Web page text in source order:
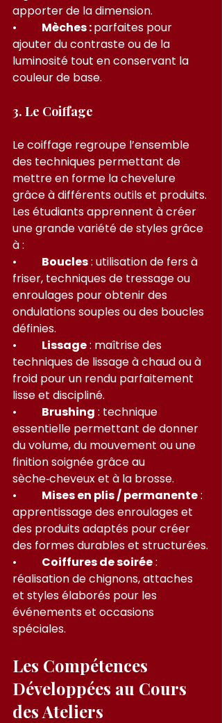
apporter de la dimension.
• Mèches : parfaites pour
ajouter du contraste ou de la
luminosité tout en conservant la
couleur de base.
3. Le Coiffage
Le coiffage regroupe l’ensemble
des techniques permettant de
mettre en forme la chevelure
grâce à différents outils et produits.
Les étudiants apprennent à créer
une grande variété de styles grâce
à :
• Boucles : utilisation de fers à
friser, techniques de tressage ou
enroulages pour obtenir des
ondulations souples ou des boucles
définies.
• Lissage : maîtrise des
techniques de lissage à chaud ou à
froid pour un rendu parfaitement
lisse et discipliné.
• Brushing : technique
essentielle permettant de donner
du volume, du mouvement ou une
finition soignée grâce au
sèche‑cheveux et à la brosse.
• Mises en plis / permanente :
apprentissage des enroulages et
des produits adaptés pour créer
des formes durables et structurées.
• Coiffures de soirée :
réalisation de chignons, attaches
et styles élaborés pour les
événements et occasions
spéciales.
Les Compétences
Développées au Cours
des Ateliers